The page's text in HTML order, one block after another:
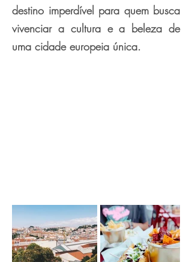
destino imperdível para quem busca
vivenciar a cultura e a beleza de
uma cidade europeia única.